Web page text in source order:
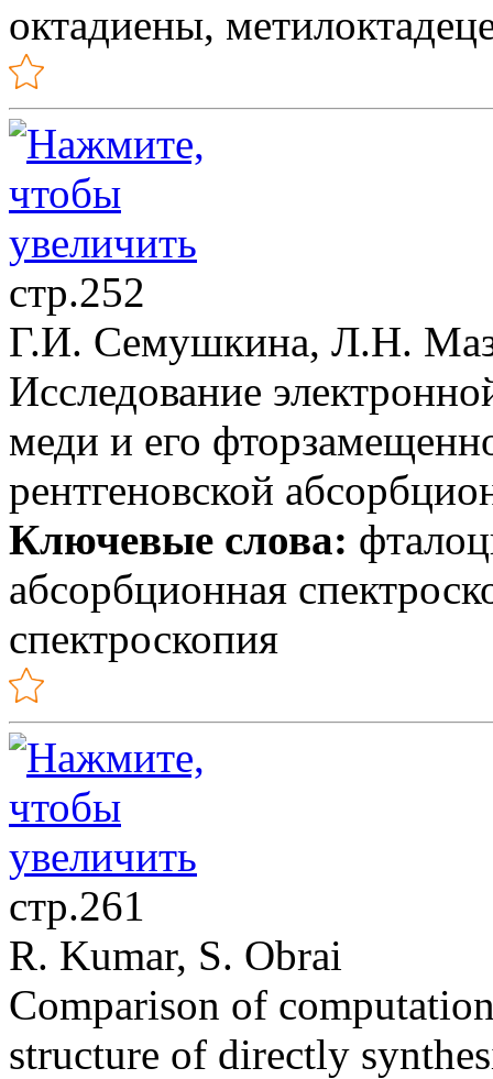
октадиены,
стр.252
Г.И. Семушкина, Л.Н.
Исследование
меди и его
рентгеновской
Ключевые слова:
абсорбционная
спектроскопия
стр.261
R. Kumar, S. Obrai
Comparison of
structure of directly